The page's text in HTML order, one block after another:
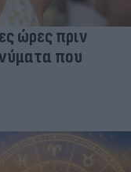
ώρες πριν
που